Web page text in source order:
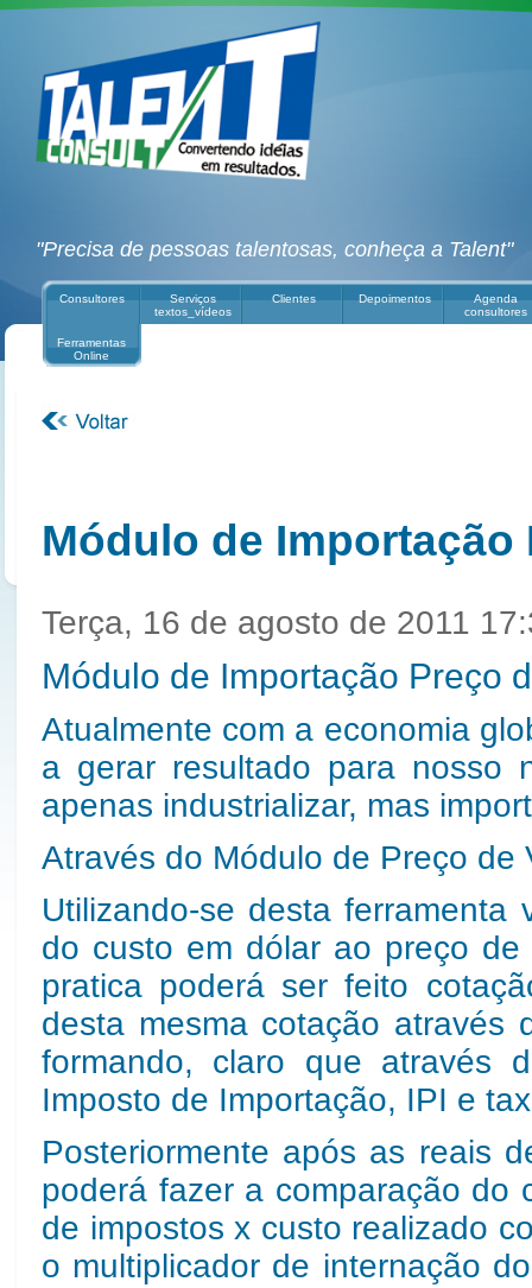
"Precisa de pessoas talentosas, conheça a Talent"
Consultores
Serviços
textos_vídeos
Clientes Depoimentos
Agenda
consultores
Ferramentas
Online
Módulo de Importação
Terça, 16 de agosto de 2011
Módulo de Importação Preço
Atualmente com a economia
a gerar resultado para nosso
apenas industrializar, mas
Através do Módulo de Preço de
Utilizando-se desta
do custo em dólar ao preço
pratica poderá ser feito
desta mesma cotação
formando, claro que através
Imposto de Importação, IPI e
Posteriormente após as reais
poderá fazer a comparação do
de impostos x custo realizado
o multiplicador de internação